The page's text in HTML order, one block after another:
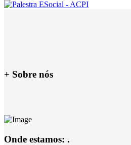
+ Sobre nós
Onde estamos: .